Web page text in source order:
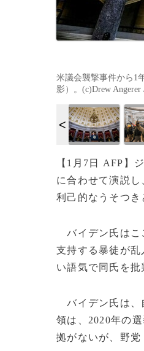
米議会襲撃事件から1
影）。(c)Drew Angerer
【1月7日 AFP】
に合わせて演説
利己的なうそつき
バイデン氏はこ
支持する暴徒が
い語気で同氏を批
バイデン氏は、
領は、2020年の
拠がないが、野党